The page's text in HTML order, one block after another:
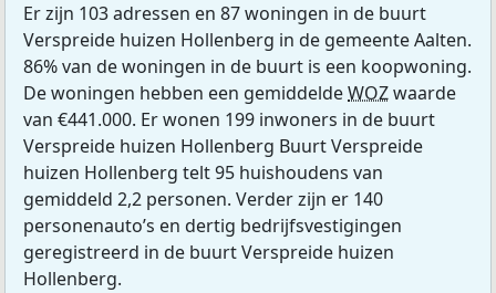
Er zijn 103 adressen en 87 woningen in de buurt
Verspreide huizen Hollenberg in de gemeente Aalten.
86% van de woningen in de buurt is een koopwoning.
De woningen hebben een gemiddeldeWOZwaarde
van €441.000. Er wonen 199 inwoners in de buurt
Verspreide huizen Hollenberg Buurt Verspreide
huizen Hollenberg telt 95 huishoudens van
gemiddeld 2,2 personen. Verder zijn er 140
personenauto’s en dertig bedrijfsvestigingen
geregistreerd in de buurt Verspreide huizen
Hollenberg.